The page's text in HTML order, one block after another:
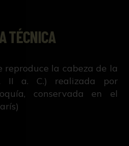
TÉCNICA
reproduce la cabeza de la
II a. C.) realizada por
conservada en el